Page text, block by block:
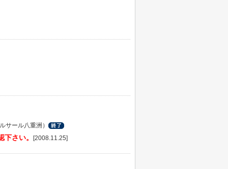
ルサール八重洲）
さい。 [2008.11.25]